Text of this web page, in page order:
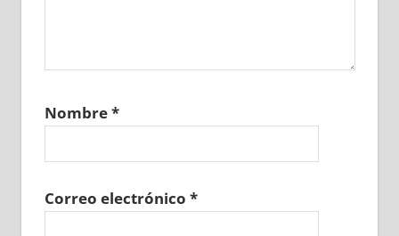
Nombre*
Correo electrónico *